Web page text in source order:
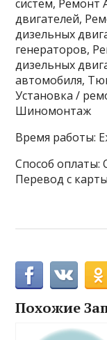
систем,
двигателей,
дизельных
генераторов,
дизельных
автомобиля,
Установка /
Шиномонтаж
Время работы:
Способ оплаты:
Перевод с карты
Похожие